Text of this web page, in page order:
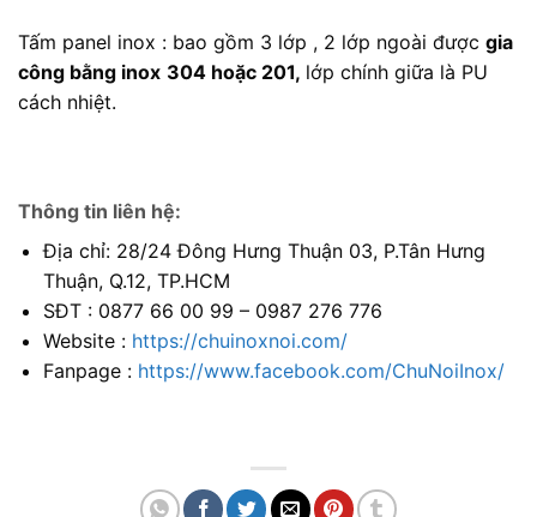
Tấm panel inox : bao gồm 3 lớp , 2 lớp ngoài được gia
công bằng inox 304 hoặc 201, lớp chính giữa là PU
cách nhiệt.
Thông tin liên hệ:
Địa chỉ: 28/24 Đông Hưng Thuận 03, P.Tân Hưng
Thuận, Q.12, TP.HCM
SĐT : 0877 66 00 99 – 0987 276 776
Website : https://chuinoxnoi.com/
Fanpage : https://www.facebook.com/ChuNoiInox/